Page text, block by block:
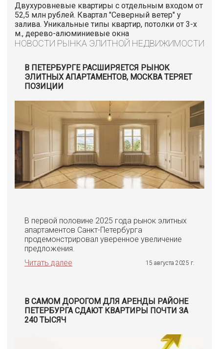
Двухуровневые квартиры с отдельным входом от
52,5 млн рублей. Квартал "Северный ветер" у
залива. Уникальные типы квартир, потолки от 3-х
м., дерево-алюминиевые окна
НОВОСТИ РЫНКА ЭЛИТНОЙ НЕДВИЖИМОСТИ
В ПЕТЕРБУРГЕ РАСШИРЯЕТСЯ РЫНОК
ЭЛИТНЫХ АПАРТАМЕНТОВ, МОСКВА ТЕРЯЕТ
ПОЗИЦИИ
В первой половине 2025 года рынок элитных
апартаментов Санкт-Петербурга
продемонстрировал уверенное увеличение
предложения.
Читать далее
15 августа 2025 г.
В САМОМ ДОРОГОМ ДЛЯ АРЕНДЫ РАЙОНЕ
ПЕТЕРБУРГА СДАЮТ КВАРТИРЫ ПОЧТИ ЗА
240 ТЫСЯЧ